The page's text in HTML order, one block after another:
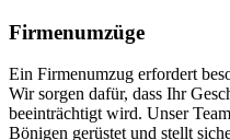
Firmenumzüge
Ein Firmenumzug erfordert
Wir sorgen dafür, dass Ihr
beeinträchtigt wird. Unser
Bönigen gerüstet und stellt